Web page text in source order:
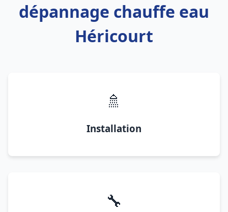
dépannage chauffe eau
Héricourt
🚿
Installation
🔧